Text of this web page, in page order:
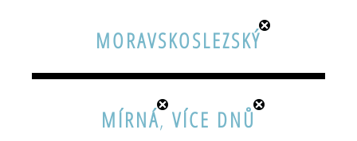
MORAVSKOSLEZSKÝ
MÍRNÁ, VÍCE DNŮ